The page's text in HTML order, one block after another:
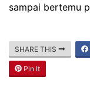
sampai bertemu
SHARE THIS
Pin It